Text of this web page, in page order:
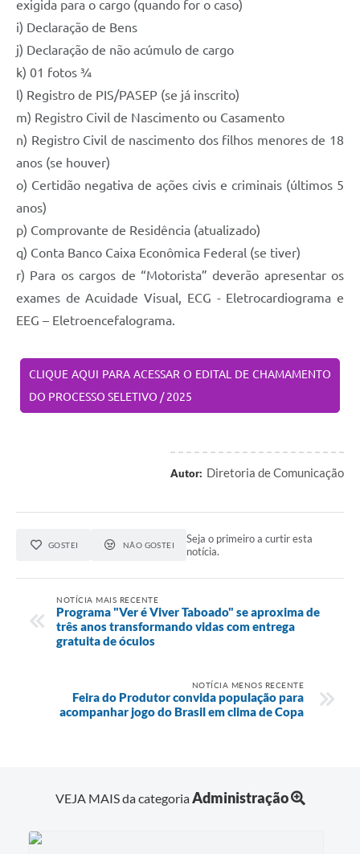
exigida para o cargo (quando for o caso)
i) Declaração de Bens
j) Declaração de não acúmulo de cargo
k) 01 fotos ¾
l) Registro de PIS/PASEP (se já inscrito)
m) Registro Civil de Nascimento ou Casamento
n) Registro Civil de nascimento dos filhos menores de 18
anos (se houver)
o) Certidão negativa de ações civis e criminais (últimos 5
anos)
p) Comprovante de Residência (atualizado)
q) Conta Banco Caixa Econômica Federal (se tiver)
r) Para os cargos de “Motorista” deverão apresentar os
exames de Acuidade Visual, ECG - Eletrocardiograma e
EEG – Eletroencefalograma.
CLIQUE AQUI PARA ACESSAR O EDITAL DE CHAMAMENTO
DO PROCESSO SELETIVO / 2025
Autor: Diretoria de Comunicação
GOSTEI NÃO GOSTEI
Seja o primeiro a curtir esta
notícia.
NOTÍCIA MAIS RECENTE
Programa "Ver é Viver Taboado" se aproxima de
três anos transformando vidas com entrega
gratuita de óculos
NOTÍCIA MENOS RECENTE
Feira do Produtor convida população para
acompanhar jogo do Brasil em clima de Copa
VEJA MAIS da categoriaAdministração